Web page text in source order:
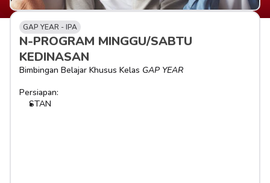
GAP YEAR - IPA
N-PROGRAM MINGGU/SABTU
KEDINASAN
Bimbingan Belajar Khusus Kelas GAP YEAR
Persiapan:
STAN